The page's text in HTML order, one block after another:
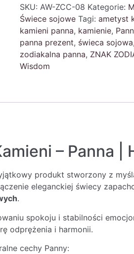
SKU: AW-ZCC-08 Kategorie:
Świece sojowe Tagi: ametyst
kamieni panna, kamienie,
panna prezent, świeca sojowa,
zodiakalna panna, ZNAK
Wisdom
– Panna |
produkt stworzony z
eleganckiej świecy
.
spokoju i stabilności
odprężenia i harmonii.
cechy Panny: